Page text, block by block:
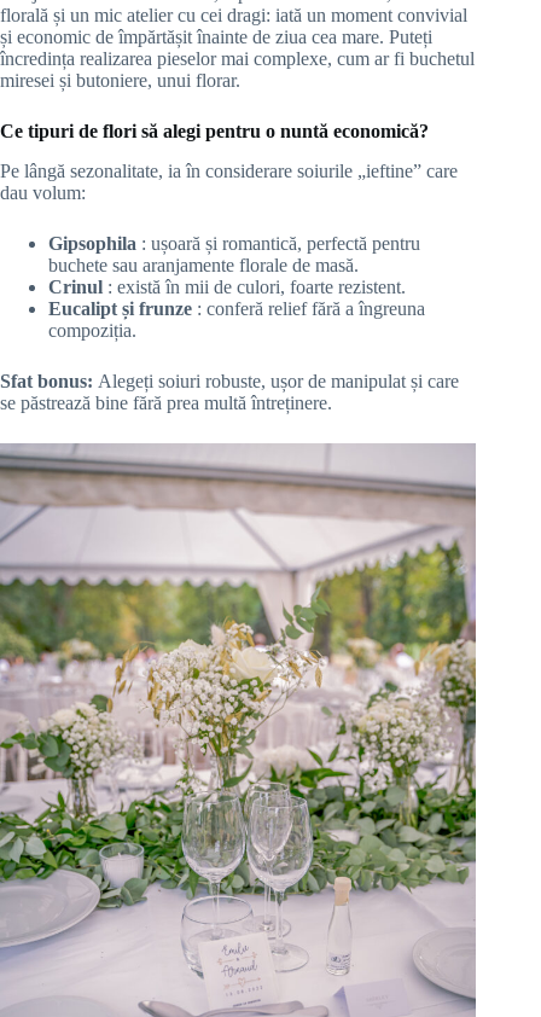
florală și un mic atelier cu cei dragi: iată un moment convivial
și economic de împărtășit înainte de ziua cea mare. Puteți
încredința realizarea pieselor mai complexe, cum ar fi buchetul
miresei și butoniere, unui florar.
Ce tipuri de flori să alegi pentru o nuntă economică?
Pe lângă sezonalitate, ia în considerare soiurile „ieftine” care
dau volum:
Gipsophila : ușoară și romantică, perfectă pentru
buchete sau aranjamente florale de masă.
Crinul : există în mii de culori, foarte rezistent.
Eucalipt și frunze : conferă relief fără a îngreuna
compoziția.
Sfat bonus: Alegeți soiuri robuste, ușor de manipulat și care
se păstrează bine fără prea multă întreținere.